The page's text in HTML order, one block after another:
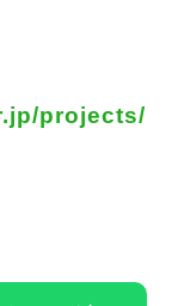
projects/